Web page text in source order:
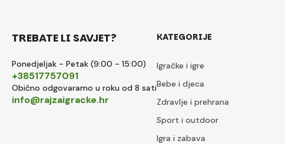
TREBATE LI SAVJET?
Ponedjeljak - Petak (9:00 - 15:00)
+38517757091
Obično odgovaramo u roku od 8 sati
info@rajzaigracke.hr
KATEGORIJE
Igračke i igre
Bebe i djeca
Zdravlje i prehrana
Sport i outdoor
Igra i zabava